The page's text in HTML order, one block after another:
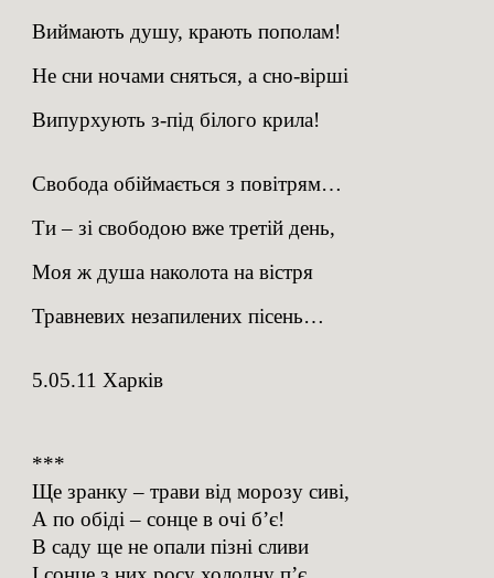
Виймають душу, крають пополам!
Не сни ночами сняться, а сно-вірші
Випурхують з-під білого крила!
Свобода обіймається з повітрям…
Ти – зі свободою вже третій день,
Моя ж душа наколота на вістря
Травневих незапилених пісень…
5.05.11 Харків
***
Ще зранку – трави від морозу сиві,
А по обіді – сонце в очі б’є!
В саду ще не опали пізні сливи